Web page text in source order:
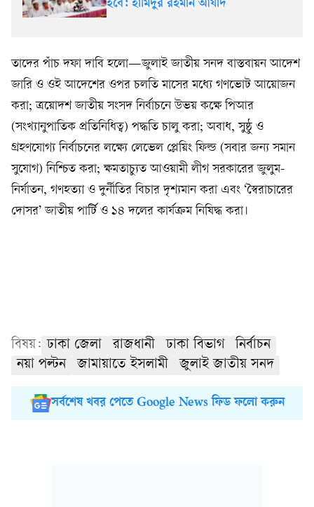
হবে: হামিদুর রহমান আযাদ
তাদের পাঁচ দফা দাবি হলো—জুলাই জাতীয় সনদ বাস্তবায়ন আদেশ
জারি ও ওই আদেশের ওপর চলতি মাসের মধ্যে গণভোট আয়োজন
করা; ত্রয়োদশ জাতীয় সংসদ নির্বাচনে উভয় কক্ষে পিআর
(সংখ্যানুপাতিক প্রতিনিধিত্ব) পদ্ধতি চালু করা; অবাধ, সুষ্ঠু ও
গ্রহণযোগ্য নির্বাচনের লক্ষ্যে লেভেল প্লেয়িং ফিল্ড (সবার জন্য সমান
সুযোগ) নিশ্চিত করা; ক্ষমতাচ্যুত আওয়ামী লীগ সরকারের জুলুম-
নির্যাতন, গণহত্যা ও দুর্নীতির বিচার দৃশ্যমান করা এবং ‘স্বৈরাচারের
দোসর’ জাতীয় পার্টি ও ১৪ দলের কার্যক্রম নিষিদ্ধ করা।
বিষয়: ঢাকা জেলা রাজধানী ঢাকা বিভাগ
নির্বাচন
নয়া পল্টন
জামায়াতে ইসলামী জুলাই জাতীয় সনদ
সর্বশেষ খবর পেতে Google News ফিড ফলো করুন